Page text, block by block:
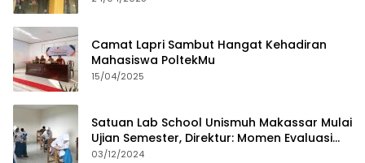
Camat Lapri Sambut Hangat Kehadiran
Mahasiswa PoltekMu
15/04/2025
Satuan Lab School Unismuh Makassar Mulai
Ujian Semester, Direktur: Momen Evaluasi
Proses Pembelajaran
03/12/2024